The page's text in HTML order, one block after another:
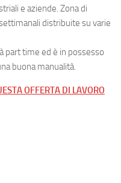
e aziende. Zona di
distribuite su varie
part time ed è in possesso
buona manualità.
OFFERTA DI LAVORO